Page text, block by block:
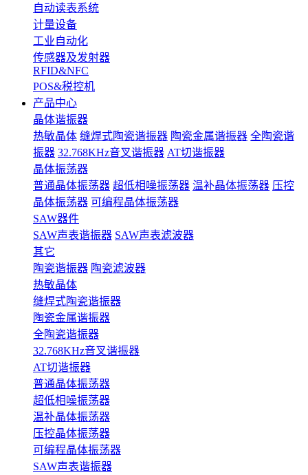
自动读表系统
计量设备
工业自动化
传感器及发射器
RFID&NFC
POS&税控机
产品中心
晶体谐振器
热敏晶体 缝焊式陶瓷谐振器 陶瓷金属谐振器 全陶瓷谐
振器 32.768KHz音叉谐振器 AT切谐振器
晶体振荡器
普通晶体振荡器 超低相噪振荡器 温补晶体振荡器 压控
晶体振荡器 可编程晶体振荡器
SAW器件
SAW声表谐振器 SAW声表滤波器
其它
陶瓷谐振器 陶瓷滤波器
热敏晶体
缝焊式陶瓷谐振器
陶瓷金属谐振器
全陶瓷谐振器
32.768KHz音叉谐振器
AT切谐振器
普通晶体振荡器
超低相噪振荡器
温补晶体振荡器
压控晶体振荡器
可编程晶体振荡器
SAW声表谐振器